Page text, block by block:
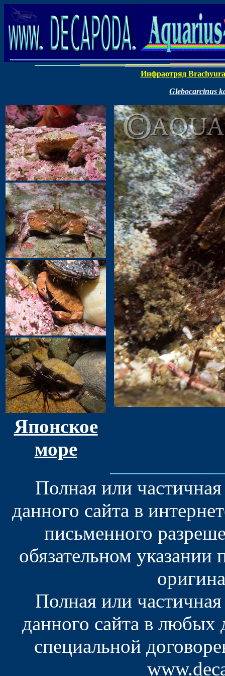
Инфраотряд Brachyura
Glebocarcinus
Японское
море
Полная или
данного сайта в
письменного
обязательном
Полная или
данного сайта в
специальной